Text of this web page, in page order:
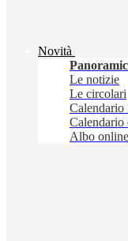
Novità
Le notizie
Le circolari
Calendario
Calendario
Albo online